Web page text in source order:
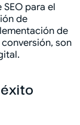
para el
de
de
son